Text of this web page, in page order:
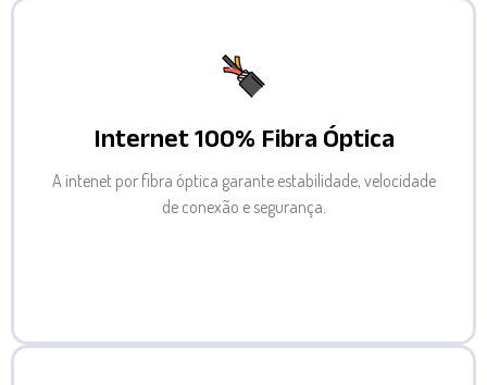
Internet 100% Fibra Óptica
A intenet por fibra óptica garante estabilidade, velocidade
de conexão e segurança.